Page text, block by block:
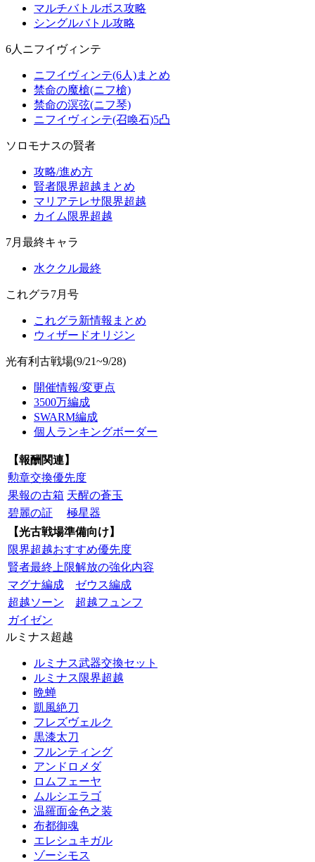
マルチバトルボス攻略
シングルバトル攻略
6人ニフイヴィンテ
ニフイヴィンテ(6人)まとめ
禁命の魔槍(ニフ槍)
禁命の溟弦(ニフ琴)
ニフイヴィンテ(召喚石)5凸
ソロモナスの賢者
攻略/進め方
賢者限界超越まとめ
マリアテレサ限界超越
カイム限界超越
7月最終キャラ
水ククル最終
これグラ7月号
これグラ新情報まとめ
ウィザードオリジン
光有利古戦場(9/21~9/28)
開催情報/変更点
3500万編成
SWARM編成
個人ランキングボーダー
【報酬関連】
勲章交換優先度
果報の古箱 天醒の蒼玉
碧麗の証
極星器
【光古戦場準備向け】
限界超越おすすめ優先度
賢者最終上限解放の強化内容
マグナ編成
ゼウス編成
超越ソーン
超越フュンフ
ガイゼン
ルミナス超越
ルミナス武器交換セット
ルミナス限界超越
晩蝉
凱風絶刀
フレズヴェルク
黒漆太刀
フルンティング
アンドロメダ
ロムフェーヤ
ムルシエラゴ
温羅面金色之装
布都御魂
エレシュキガル
ゾーシモス